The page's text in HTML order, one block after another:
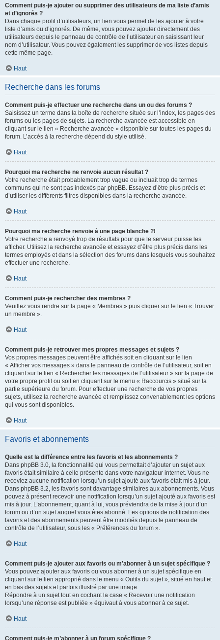
Comment puis-je ajouter ou supprimer des utilisateurs de ma liste d’amis
et d’ignorés ?
Dans chaque profil d’utilisateurs, un lien vous permet de les ajouter à votre
liste d’amis ou d’ignorés. De même, vous pouvez ajouter directement des
utilisateurs depuis le panneau de contrôle de l’utilisateur en saisissant leur
nom d’utilisateur. Vous pouvez également les supprimer de vos listes depuis
cette même page.
Haut
Recherche dans les forums
Comment puis-je effectuer une recherche dans un ou des forums ?
Saisissez un terme dans la boîte de recherche située sur l’index, les pages des
forums ou les pages de sujets. La recherche avancée est accessible en
cliquant sur le lien « Recherche avancée » disponible sur toutes les pages du
forum. L’accès à la recherche dépend du style utilisé.
Haut
Pourquoi ma recherche ne renvoie aucun résultat ?
Votre recherche était probablement trop vague ou incluait trop de termes
communs qui ne sont pas indexés par phpBB. Essayez d’être plus précis et
d’utiliser les différents filtres disponibles dans la recherche avancée.
Haut
Pourquoi ma recherche renvoie à une page blanche ?!
Votre recherche a renvoyé trop de résultats pour que le serveur puisse les
afficher. Utilisez la recherche avancée et essayez d’être plus précis dans les
termes employés et dans la sélection des forums dans lesquels vous souhaitez
effectuer une recherche.
Haut
Comment puis-je rechercher des membres ?
Veuillez vous rendre sur la page « Membres » puis cliquer sur le lien « Trouver
un membre ».
Haut
Comment puis-je retrouver mes propres messages et sujets ?
Vos propres messages peuvent être affichés soit en cliquant sur le lien
« Afficher vos messages » dans le panneau de contrôle de l’utilisateur, soit en
cliquant sur le lien « Rechercher les messages de l’utilisateur » sur la page de
votre propre profil ou soit en cliquant sur le menu « Raccourcis » situé sur la
partie supérieure du forum. Pour effectuer une recherche de vos propres
sujets, utilisez la recherche avancée et remplissez convenablement les options
qui vous sont disponibles.
Haut
Favoris et abonnements
Quelle est la différence entre les favoris et les abonnements ?
Dans phpBB 3.0, la fonctionnalité qui vous permettait d’ajouter un sujet aux
favoris était similaire à celle présente dans votre navigateur internet. Vous ne
receviez aucune notification lorsqu’un sujet ajouté aux favoris était mis à jour.
Dans phpBB 3.2, les favoris sont davantage similaires aux abonnements. Vous
pouvez à présent recevoir une notification lorsqu’un sujet ajouté aux favoris est
mis à jour. L’abonnement, quant à lui, vous préviendra de la mise à jour d’un
forum ou d’un sujet auquel vous êtes abonné. Les options de notification des
favoris et des abonnements peuvent être modifiés depuis le panneau de
contrôle de l’utilisateur, sous les « Préférences du forum ».
Haut
Comment puis-je ajouter aux favoris ou m’abonner à un sujet spécifique ?
Vous pouvez ajouter aux favoris ou vous abonner à un sujet spécifique en
cliquant sur le lien approprié dans le menu « Outils du sujet », situé en haut et
en bas des sujets et parfois illustré par une image.
Répondre à un sujet tout en cochant la case « Recevoir une notification
lorsqu’une réponse est publiée » équivaut à vous abonner à ce sujet.
Haut
Comment puis-je m’abonner à un forum spécifique ?